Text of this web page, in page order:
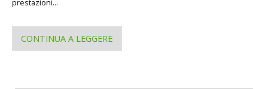
prestazioni...
CONTINUA A LEGGERE